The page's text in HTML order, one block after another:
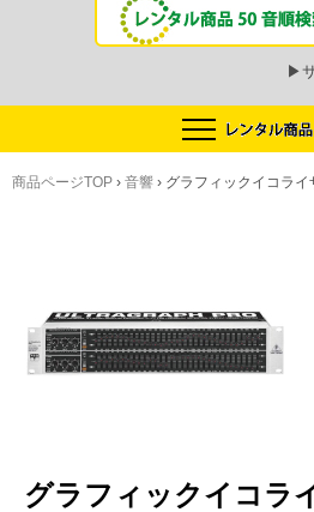
▶
商品ページTOP › 音響 › グラフィックイコライ
グラフィックイコラ